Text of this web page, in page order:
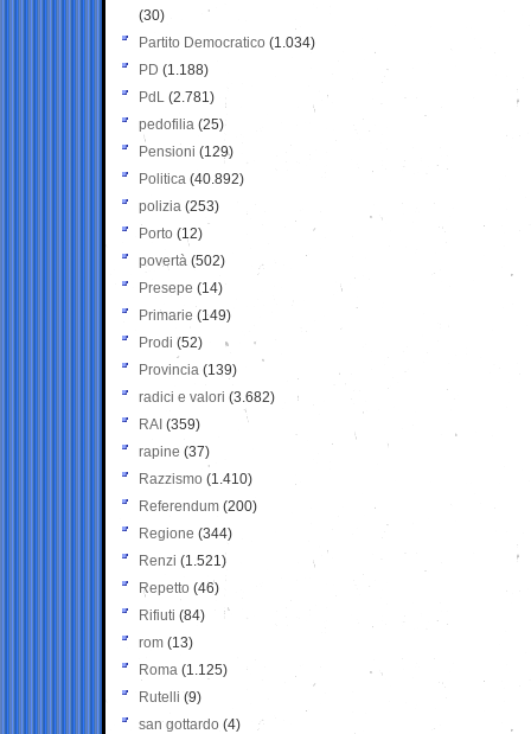
(30)
Partito Democratico (1.034)
PD (1.188)
PdL (2.781)
pedofilia (25)
Pensioni (129)
Politica (40.892)
polizia (253)
Porto (12)
povertà (502)
Presepe (14)
Primarie (149)
Prodi (52)
Provincia (139)
radici e valori (3.682)
RAI (359)
rapine (37)
Razzismo (1.410)
Referendum (200)
Regione (344)
Renzi (1.521)
Repetto (46)
Rifiuti (84)
rom (13)
Roma (1.125)
Rutelli (9)
san gottardo (4)